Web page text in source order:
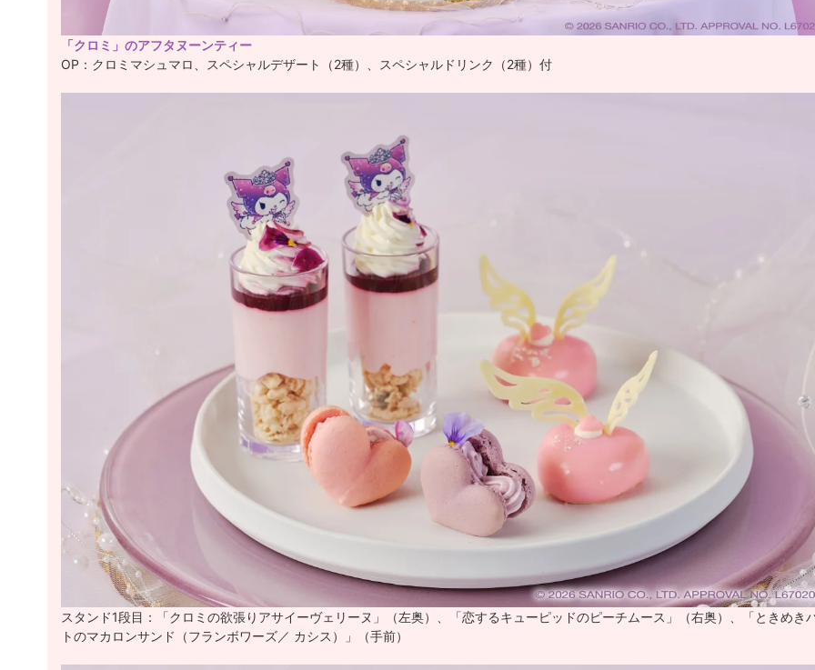
「クロミ」のアフタヌーンティー
OP：クロミマシュマロ、スペシャルデザート（2種）、スペシャルドリンク（2種）付
スタンド1段目：「クロミの欲張りアサイーヴェリーヌ」（左奥）、「恋するキューピッドのピーチムース」（右奥）、「ときめき
トのマカロンサンド（フランボワーズ／ カシス）」（手前）